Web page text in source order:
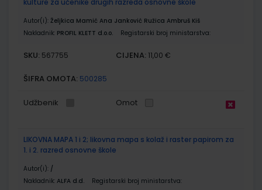
kulture za učenike drugih razreda osnovne škole
Autor(i): Željkica Mamić Ana Janković Ružica Ambruš Kiš
Nakladnik: PROFIL KLETT d.o.o. Registarski broj ministarstva:
SKU: 567755 CIJENA: 11,00 €
ŠIFRA OMOTA: 500285
Udžbenik Omot
LIKOVNA MAPA 1 i 2; likovna mapa s kolaž i raster papirom za
1. i 2. razred osnovne škole
Autor(i): /
Nakladnik: ALFA d.d. Registarski broj ministarstva: